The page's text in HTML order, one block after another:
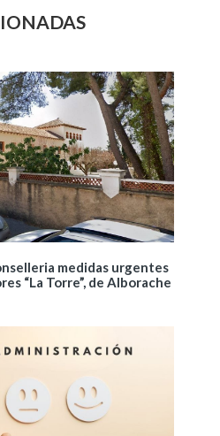
medidas urgentes
“La Torre”, de Alborache